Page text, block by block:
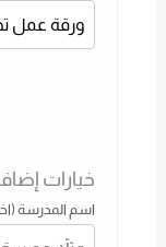
خيارات
اسم المدرسة